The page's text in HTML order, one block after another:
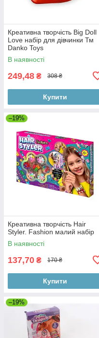
Креативна творчість Big Doll
Love набір для дівчинки Тм
Danko Toys
В наявності
249,48 ₴ 308 ₴
Купити
–19%
Креативна творчість Hair
Styler. Fashion малий набір
В наявності
137,70 ₴ 170 ₴
Купити
–19%